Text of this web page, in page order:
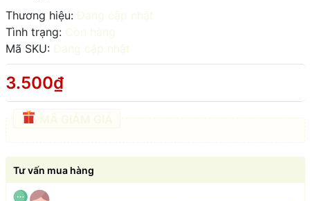
Thương hiệu: Đang cập nhật
Tình trạng: Còn hàng
Mã SKU: Đang cập nhật
3.500₫
Tư vấn mua hàng